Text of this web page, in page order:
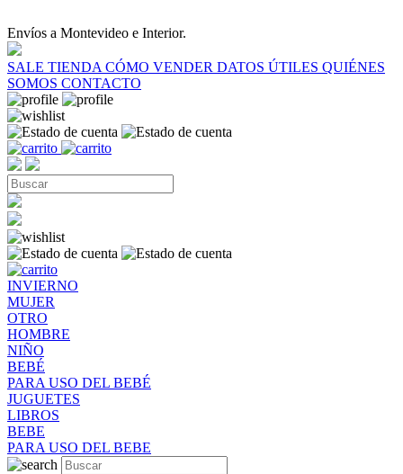
Envíos a Montevideo e Interior.
SALE TIENDA CÓMO VENDER DATOS ÚTILES QUIÉNES
SOMOS CONTACTO
INVIERNO
MUJER
OTRO
HOMBRE
NIÑO
BEBÉ
PARA USO DEL BEBÉ
JUGUETES
LIBROS
BEBE
PARA USO DEL BEBE